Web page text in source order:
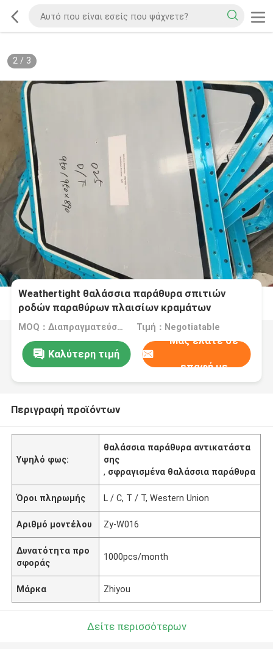
2/ 3
Weathertight θαλάσσια παράθυρα σπιτιών
ροδών παραθύρων πλαισίων κραμάτων
αργιλίου
MOQ：Διαπραγματεύσιμο Τιμή：Negotiatable
Καλύτερη τιμή
Μας ελάτε σε
επαφή με
Περιγραφή προϊόντων
Υψηλό φως:
θαλάσσια παράθυρα αντικατάστα
σης
, σφραγισμένα θαλάσσια παράθυρα
Όροι πληρωμής L / C, T / T, Western Union
Αριθμό μοντέλου Zy-W016
Δυνατότητα προ
σφοράς
1000pcs/month
Μάρκα Zhiyou
Δείτε περισσότερων